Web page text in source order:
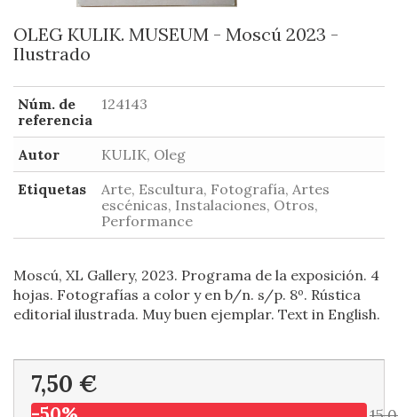
OLEG KULIK. MUSEUM - Moscú 2023 -
Ilustrado
Núm. de
referencia
124143
Autor
KULIK, Oleg
Etiquetas
Arte, Escultura, Fotografía, Artes
escénicas, Instalaciones, Otros,
Performance
Moscú, XL Gallery, 2023. Programa de la exposición. 4
hojas. Fotografías a color y en b/n. s/p. 8º. Rústica
editorial ilustrada. Muy buen ejemplar. Text in English.
7,50 €